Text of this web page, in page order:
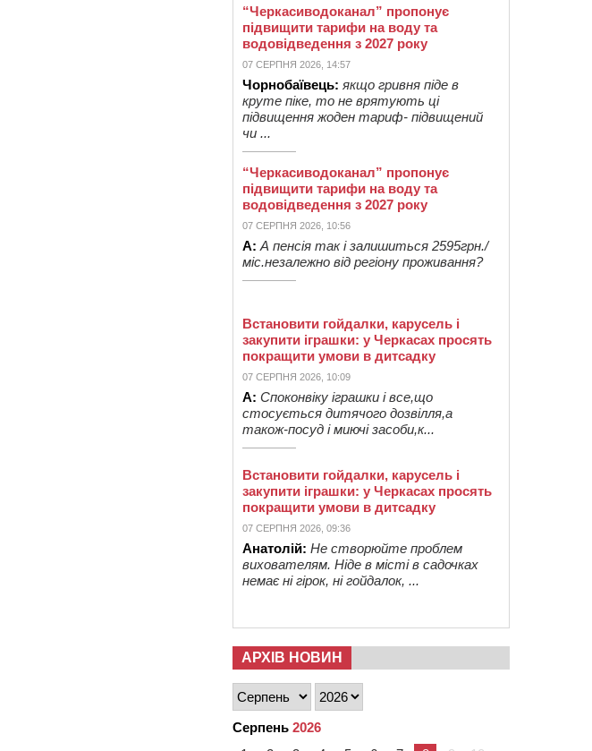
“Черкасиводоканал” пропонує
підвищити тарифи на воду та
водовідведення з 2027 року
07 СЕРПНЯ 2026, 14:57
Чорнобаївець: якщо гривня піде в
круте піке, то не врятують ці
підвищення жоден тариф- підвищений
чи ...
“Черкасиводоканал” пропонує
підвищити тарифи на воду та
водовідведення з 2027 року
07 СЕРПНЯ 2026, 10:56
А: А пенсія так і залишиться 2595грн./
міс.незалежно від регіону проживання?
Встановити гойдалки, карусель і
закупити іграшки: у Черкасах просять
покращити умови в дитсадку
07 СЕРПНЯ 2026, 10:09
А: Споконвіку іграшки і все,що
стосується дитячого дозвілля,а
також-посуд і миючі засоби,к...
Встановити гойдалки, карусель і
закупити іграшки: у Черкасах просять
покращити умови в дитсадку
07 СЕРПНЯ 2026, 09:36
Анатолій: Не створюйте проблем
вихователям. Ніде в місті в садочках
немає ні гірок, ні гойдалок, ...
АРХІВ НОВИН
Серпень 2026